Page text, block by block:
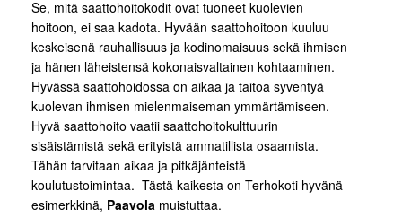
Se, mitä saattohoitokodit ovat tuoneet kuolevien
hoitoon, ei saa kadota. Hyvään saattohoitoon kuuluu
keskeisenä rauhallisuus ja kodinomaisuus sekä ihmisen
ja hänen läheistensä kokonaisvaltainen kohtaaminen.
Hyvässä saattohoidossa on aikaa ja taitoa syventyä
kuolevan ihmisen mielenmaiseman ymmärtämiseen.
Hyvä saattohoito vaatii saattohoitokulttuurin
sisäistämistä sekä erityistä ammatillista osaamista.
Tähän tarvitaan aikaa ja pitkäjänteistä
koulutustoimintaa. -Tästä kaikesta on Terhokoti hyvänä
esimerkkinä, Paavola muistuttaa.